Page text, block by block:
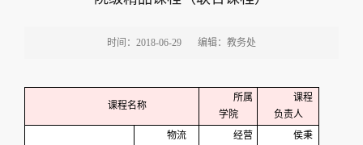
时间：2018-06-29 编辑：教务处
课程名称
所属
学院
课程
负责人
物流
经营
侯秉